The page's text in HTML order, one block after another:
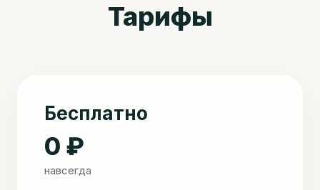
Тарифы
Бесплатно
0 ₽
навсегда